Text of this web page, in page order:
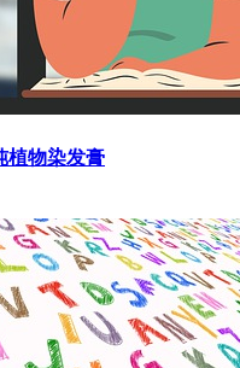
植物染发膏